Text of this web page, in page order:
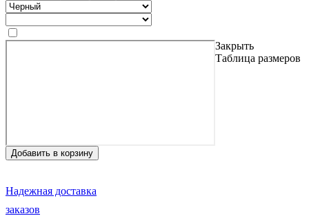
Закрыть
Таблица размеров
Надежная доставка
заказов